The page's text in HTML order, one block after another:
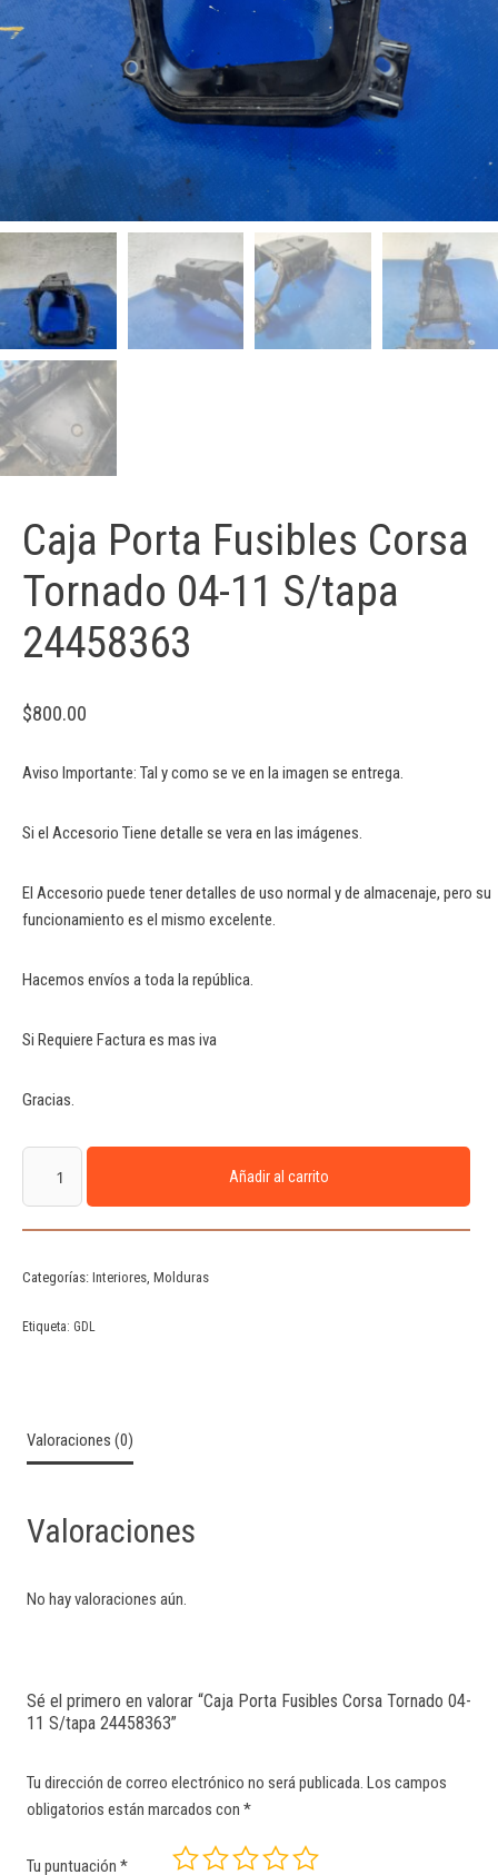
Caja Porta Fusibles Corsa
Tornado 04-11 S/tapa
24458363
$800.00
Aviso Importante: Tal y como se ve en la imagen se entrega.
Si el Accesorio Tiene detalle se vera en las imágenes.
El Accesorio puede tener detalles de uso normal y de almacenaje, pero su
funcionamiento es el mismo excelente.
Hacemos envíos a toda la república.
Si Requiere Factura es mas iva
Gracias.
Añadir al carrito
Categorías: Interiores, Molduras
Etiqueta: GDL
Valoraciones (0)
Valoraciones
No hay valoraciones aún.
Sé el primero en valorar “Caja Porta Fusibles Corsa Tornado 04-
11 S/tapa 24458363”
Tu dirección de correo electrónico no será publicada. Los campos
obligatorios están marcados con *
Tu puntuación *